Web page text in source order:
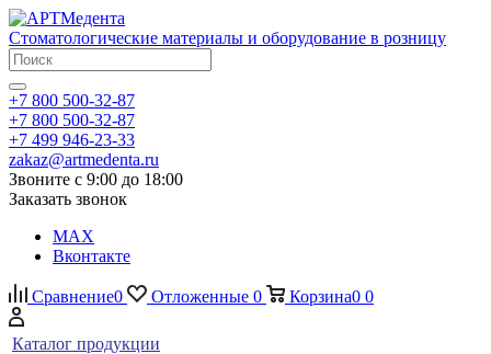
Стоматологические материалы и оборудование в розницу
+7 800 500-32-87
+7 800 500-32-87
+7 499 946-23-33
zakaz@artmedenta.ru
Звоните с 9:00 до 18:00
Заказать звонок
MAX
Вконтакте
Сравнение0 Отложенные 0 Корзина0 0
Каталог продукции